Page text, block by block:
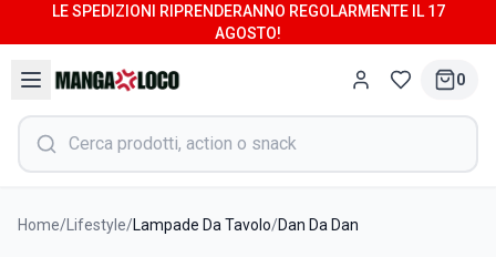
LE SPEDIZIONI RIPRENDERANNO REGOLARMENTE IL 17
AGOSTO!
0
Home/ Lifestyle/Lampade Da Tavolo/Dan Da Dan